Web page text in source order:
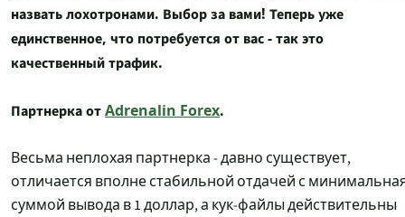
назвать лохотронами. Выбор за вами! Теперь уже
единственное, что потребуется от вас - так это
качественный трафик.
Партнерка отAdrenalin Forex.
Весьма неплохая партнерка - давно существует,
отличается вполне стабильной отдачей с
суммой вывода в 1 доллар, а кук-файлы действительны